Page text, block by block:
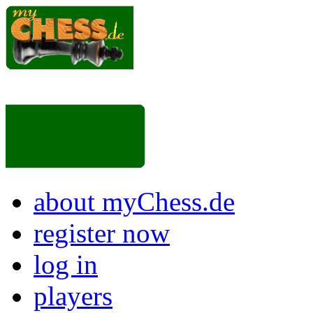
about myChess.de
register now
log in
players